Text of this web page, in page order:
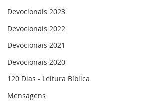
Devocionais 2023
Devocionais 2022
Devocionais 2021
Devocionais 2020
120 Dias - Leitura Bíblica
Mensagens